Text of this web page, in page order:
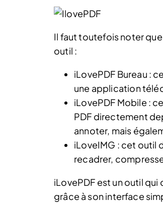
Il faut toutefois noter
outil :
iLovePDF Bureau :
une application
iLovePDF Mobile :
PDF directement
annoter, mais
iLoveIMG : cet outil
recadrer,
iLovePDF est un outil qui
grâce à son interface